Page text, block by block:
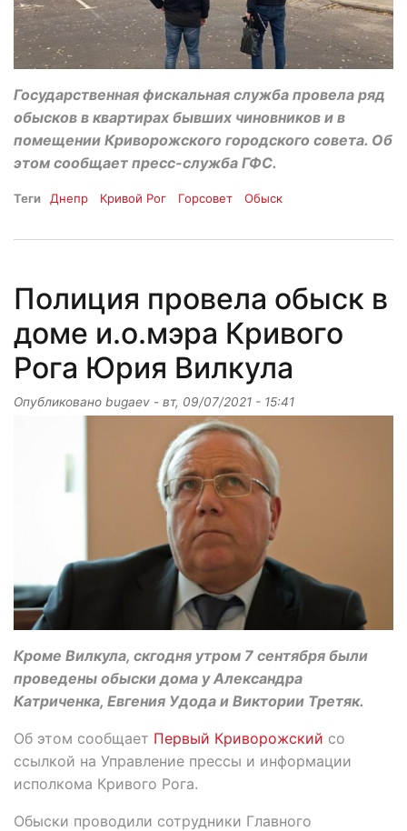
Государственная фискальная служба провела ряд
обысков в квартирах бывших чиновников и в
помещении Криворожского городского совета. Об
этом сообщает пресс-служба ГФС.
Теги Днепр Кривой Рог Горсовет Обыск
Полиция провела обыск в
доме и.о.мэра Кривого
Рога Юрия Вилкула
Опубликовано bugaev - вт, 09/07/2021 - 15:41
Кроме Вилкула, скгодня утром 7 сентября были
проведены обыски дома у Александра
Катриченка, Евгения Удода и Виктории Третяк.
Об этом сообщает Первый Криворожский со
ссылкой на Управление прессы и информации
исполкома Кривого Рога.
Обыски проводили сотрудники Главного